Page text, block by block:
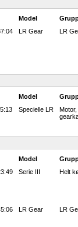
Model
LR Gear LR
Model
Specielle LR
Motor,
Model
Serie III Helt
LR Gear LR